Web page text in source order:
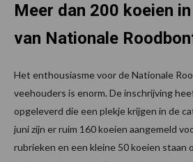
Meer dan 200 koeien
van Nationale
Het enthousiasme voor de Nationale
veehouders is enorm. De inschrijving
opgeleverd die een plekje krijgen in de
juni zijn er ruim 160 koeien aangemeld
rubrieken en een kleine 50 koeien staan